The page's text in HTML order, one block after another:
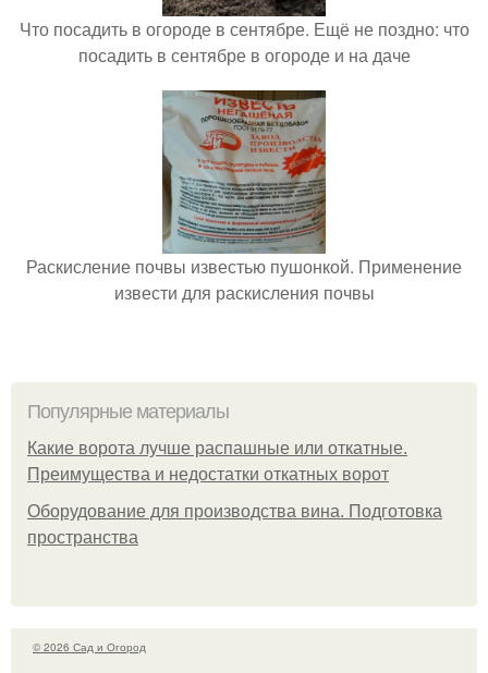
Что посадить в огороде в сентябре. Ещё не поздно: что
посадить в сентябре в огороде и на даче
Раскисление почвы известью пушонкой. Применение
извести для раскисления почвы
Популярные материалы
Какие ворота лучше распашные или откатные.
Преимущества и недостатки откатных ворот
Оборудование для производства вина. Подготовка
пространства
© 2026 Сад и Огород